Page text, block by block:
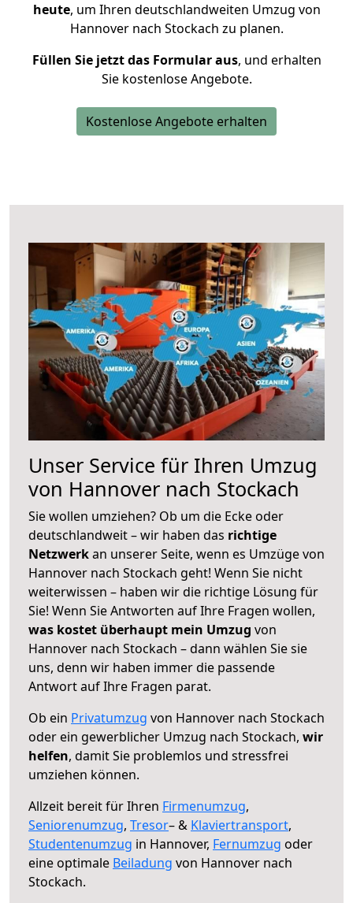
heute, um Ihren deutschlandweiten Umzug von
Hannover nach Stockach zu planen.
Füllen Sie jetzt das Formular aus, und erhalten
Sie kostenlose Angebote.
Kostenlose Angebote erhalten
Unser Service für Ihren Umzug
von Hannover nach Stockach
Sie wollen umziehen? Ob um die Ecke oder
deutschlandweit – wir haben das richtige
Netzwerkan unserer Seite, wenn es Umzüge von
Hannover nach Stockach geht! Wenn Sie nicht
weiterwissen – haben wir die richtige Lösung für
Sie! Wenn Sie Antworten auf Ihre Fragen wollen,
was kostet überhaupt mein Umzug von
Hannover nach Stockach – dann wählen Sie sie
uns, denn wir haben immer die passende
Antwort auf Ihre Fragen parat.
Ob ein Privatumzug von Hannover nach Stockach
oder ein gewerblicher Umzug nach Stockach, wir
helfen, damit Sie problemlos und stressfrei
umziehen können.
Allzeit bereit für Ihren Firmenumzug,
Seniorenumzug, Tresor– & Klaviertransport,
Studentenumzug in Hannover, Fernumzug oder
eine optimale Beiladung von Hannover nach
Stockach.